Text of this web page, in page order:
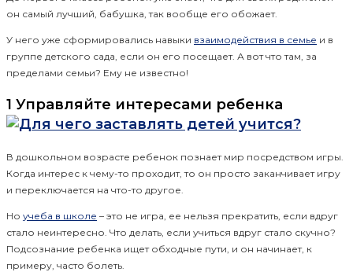
он самый лучший, бабушка, так вообще его обожает.
У него уже сформировались навыки взаимодействия в семье и в
группе детского сада, если он его посещает. А вот что там, за
пределами семьи? Ему не известно!
1 Управляйте интересами ребенка
В дошкольном возрасте ребенок познает мир посредством игры.
Когда интерес к чему-то проходит, то он просто заканчивает игру
и переключается на что-то другое.
Но учеба в школе – это не игра, ее нельзя прекратить, если вдруг
стало неинтересно. Что делать, если учиться вдруг стало скучно?
Подсознание ребенка ищет обходные пути, и он начинает, к
примеру, часто болеть.